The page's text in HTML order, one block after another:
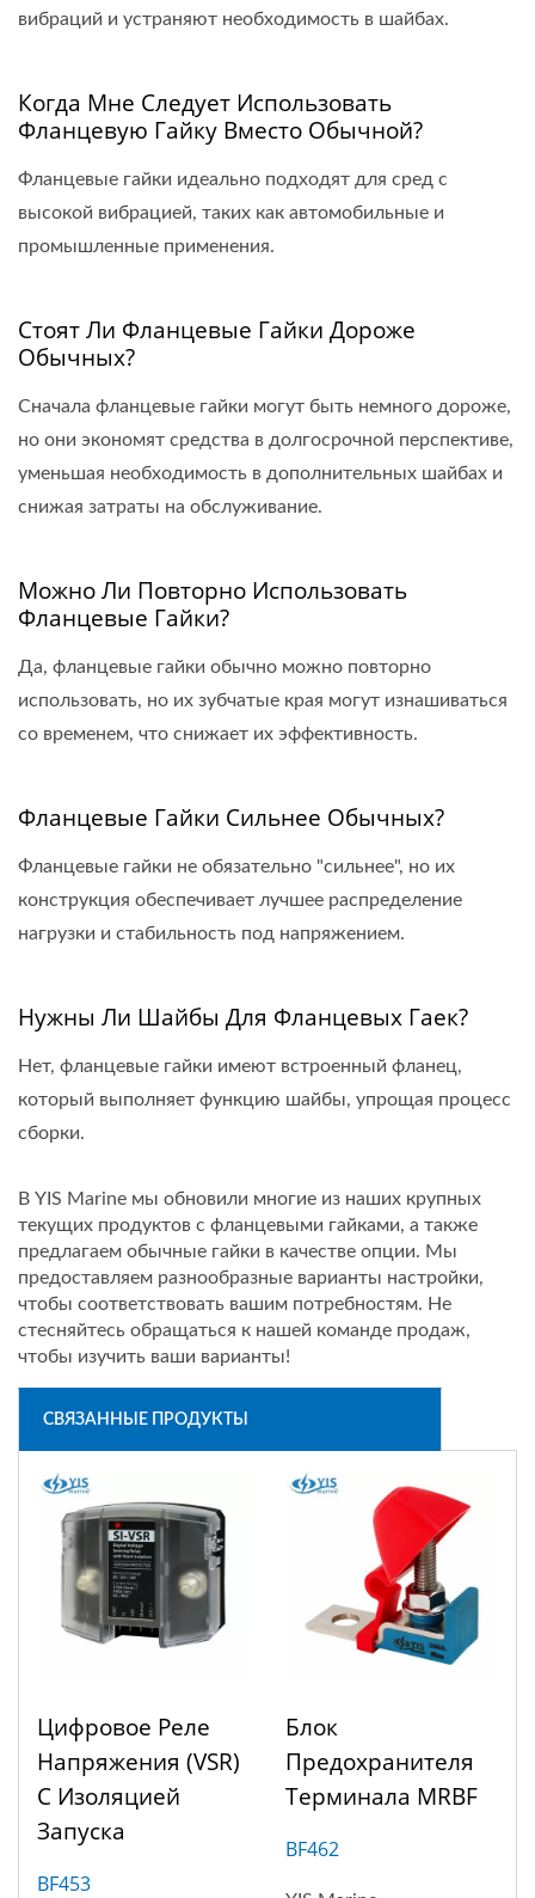
вибраций и устраняют необходимость в шайбах.
Когда Мне Следует Использовать
Фланцевую Гайку Вместо Обычной?
Фланцевые гайки идеально подходят для сред с
высокой вибрацией, таких как автомобильные и
промышленные применения.
Стоят Ли Фланцевые Гайки Дороже
Обычных?
Сначала фланцевые гайки могут быть немного дороже,
но они экономят средства в долгосрочной перспективе,
уменьшая необходимость в дополнительных шайбах и
снижая затраты на обслуживание.
Можно Ли Повторно Использовать
Фланцевые Гайки?
Да, фланцевые гайки обычно можно повторно
использовать, но их зубчатые края могут изнашиваться
со временем, что снижает их эффективность.
Фланцевые Гайки Сильнее Обычных?
Фланцевые гайки не обязательно "сильнее", но их
конструкция обеспечивает лучшее распределение
нагрузки и стабильность под напряжением.
Нужны Ли Шайбы Для Фланцевых Гаек?
Нет, фланцевые гайки имеют встроенный фланец,
который выполняет функцию шайбы, упрощая процесс
сборки.
В YIS Marine мы обновили многие из наших крупных
текущих продуктов с фланцевыми гайками, а также
предлагаем обычные гайки в качестве опции. Мы
предоставляем разнообразные варианты настройки,
чтобы соответствовать вашим потребностям. Не
стесняйтесь обращаться к нашей команде продаж,
чтобы изучить ваши варианты!
СВЯЗАННЫЕ ПРОДУКТЫ
Цифровое Реле
Напряжения (VSR)
С Изоляцией
Запуска
BF453
Блок
Предохранителя
Терминала MRBF
BF462